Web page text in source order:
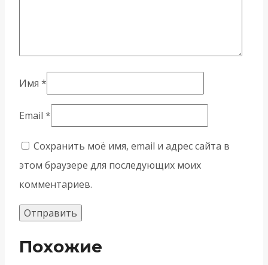
Имя *
Email *
Сохранить моё имя, email и адрес сайта в
этом браузере для последующих моих
комментариев.
Похожие